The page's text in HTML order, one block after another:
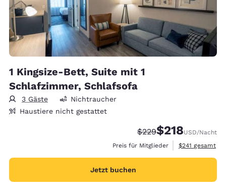
1 Kingsize-Bett, Suite mit 1
Schlafzimmer, Schlafsofa
3 Gäste
Nichtraucher
Haustiere nicht gestattet
Durchgestrichener
$229Vergünstigter
$218USD/Nacht
Preis für Mitglieder
Geschätzte
$241 gesamt
Jetzt buchen